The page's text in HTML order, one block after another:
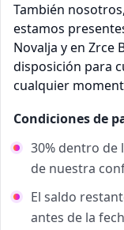
También
estamos
Novalja y en Zrce
disposición para
cualquier
Condiciones de
30% dentro de
de nuestra
El saldo
antes de la